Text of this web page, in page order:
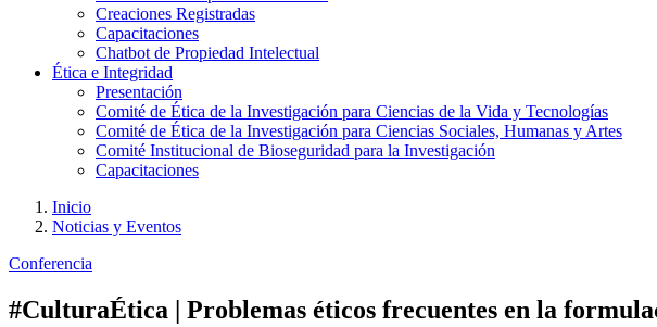
Creaciones Registradas
Capacitaciones
Chatbot de Propiedad Intelectual
Ética e Integridad
Presentación
Comité de Ética de la Investigación para Ciencias de la Vida y Tecnologías
Comité de Ética de la Investigación para Ciencias Sociales, Humanas y Artes
Comité Institucional de Bioseguridad para la Investigación
Capacitaciones
Inicio
Noticias y Eventos
Conferencia
#CulturaÉtica | Problemas éticos frecuentes en la